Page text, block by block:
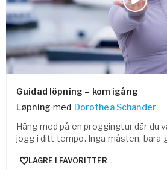
Guidad löpning – kom igång
Løpning med Dorothea Schander
Häng med på en proggingtur där du
jogg i ditt tempo. Inga måsten, bara
LAGRE I FAVORITTER